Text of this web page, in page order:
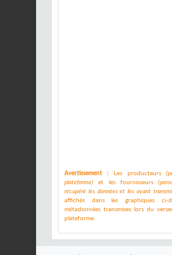
Avertissement : Les producteurs
plateforme) et les fournisseurs
récupéré les données et les ayant
affichés dans les graphiques ci-
métadonnées transmises lors du
plateforme.